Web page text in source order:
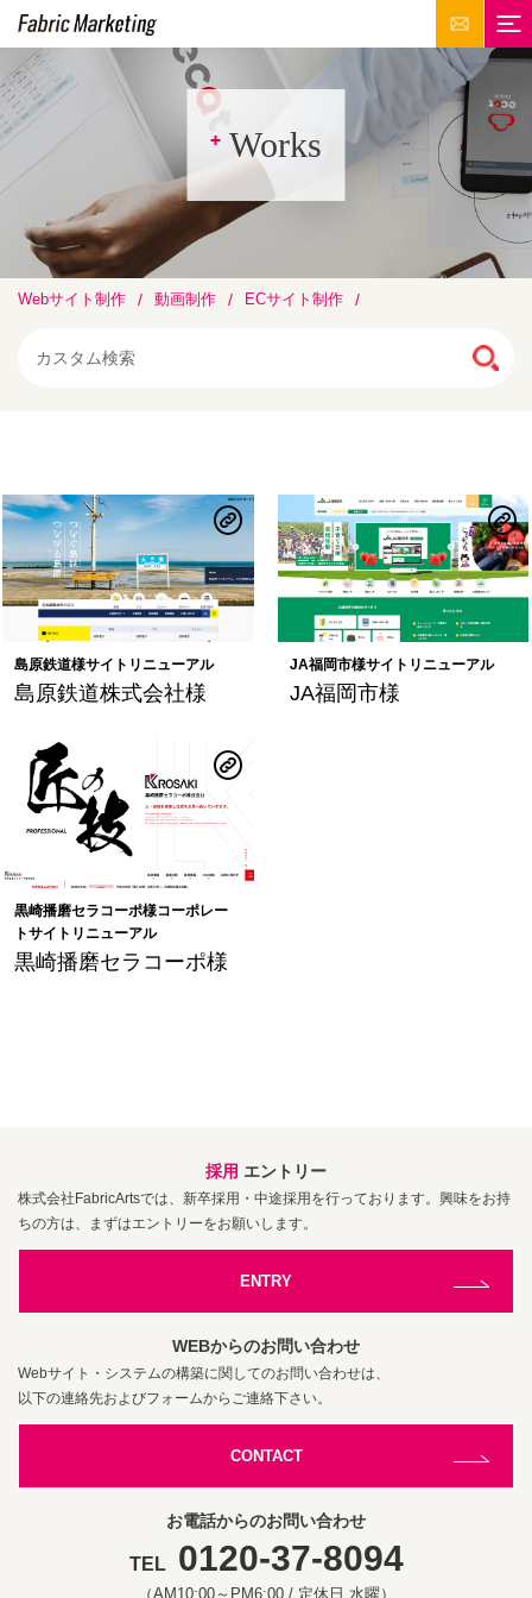
Works
Webサイト制作 動画制作 ECサイト制作
島原鉄道様サイトリニューアル
島原鉄道株式会社様
JA福岡市様サイトリニューアル
JA福岡市様
黒崎播磨セラコーポ様コーポレー
トサイトリニューアル
黒崎播磨セラコーポ様
採用 エントリー
株式会社FabricArtsでは、新卒採用・中途採用を行っております。興味をお持
ちの方は、まずはエントリーをお願いします。
ENTRY
WEBからのお問い合わせ
Webサイト・システムの構築に関してのお問い合わせは、
以下の連絡先およびフォームからご連絡下さい。
CONTACT
お電話からのお問い合わせ
TEL 0120-37-8094
（AM10:00～PM6:00 / 定休日 水曜）